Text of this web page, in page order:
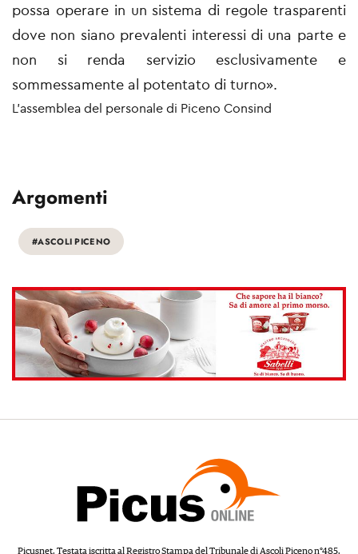
possa operare in un sistema di regole trasparenti
dove non siano prevalenti interessi di una parte e
non si renda servizio esclusivamente e
sommessamente al potentato di turno».
L'assemblea del personale di Piceno Consind
Argomenti
#ASCOLI PICENO
Picusnet. Testata iscritta al Registro Stampa del Tribunale di Ascoli Piceno n°485.